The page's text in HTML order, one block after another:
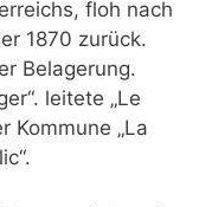
floh nach
1870 zurück.
Belagerung.
leitete „Le
Kommune „La